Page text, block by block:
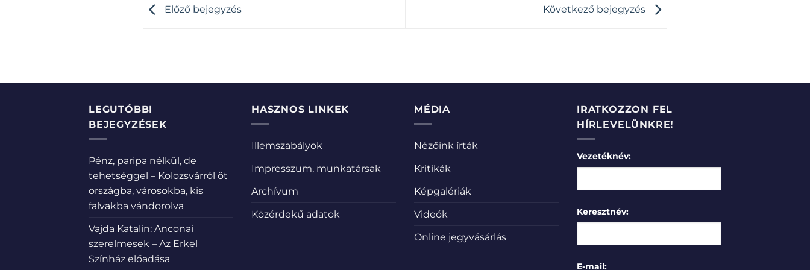
Előző bejegyzés Következő bejegyzés
LEGUTÓBBI
BEJEGYZÉSEK
Pénz, paripa nélkül, de
tehetséggel – Kolozsvárról öt
országba, városokba, kis
falvakba vándorolva
Vajda Katalin: Anconai
szerelmesek – Az Erkel
Színház előadása
HASZNOS LINKEK
Illemszabályok
Impresszum, munkatársak
Archívum
Közérdekű adatok
MÉDIA
Nézőink írták
Kritikák
Képgalériák
Videók
Online jegyvásárlás
IRATKOZZON FEL
HÍRLEVELÜNKRE!
Vezetéknév:
Keresztnév:
E-mail: